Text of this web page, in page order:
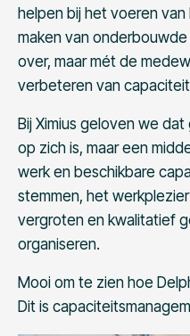
helpen bij het voeren
maken van
over, maar mét de
verbeteren van
Bij Ximius geloven we
op zich is, maar een
werk en beschikbare
stemmen, het
vergroten en kwalitatief
organiseren.
Mooi om te zien hoe
Dit is